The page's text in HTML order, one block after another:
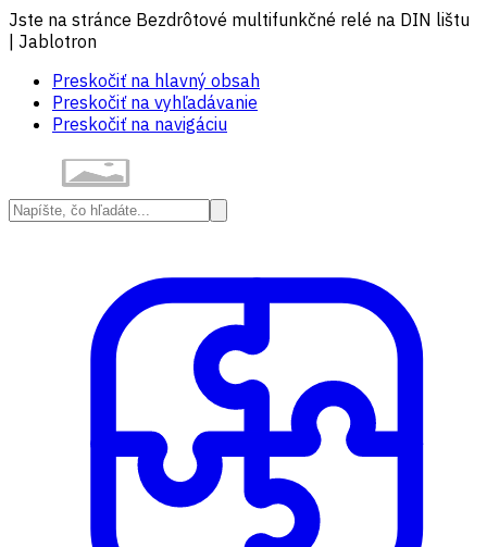
Jste na stránce Bezdrôtové multifunkčné relé na DIN lištu
| Jablotron
Preskočiť na hlavný obsah
Preskočiť na vyhľadávanie
Preskočiť na navigáciu